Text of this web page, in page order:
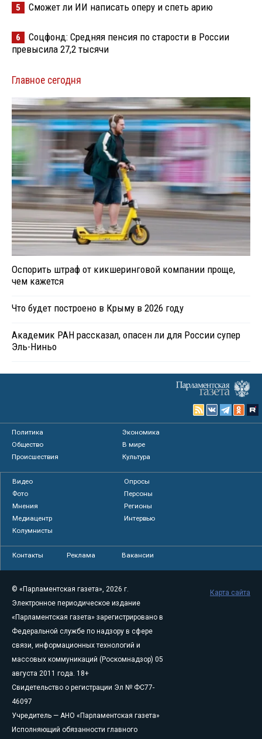
5 Сможет ли ИИ написать оперу и спеть арию
6
Соцфонд: Средняя пенсия по старости в России
превысила 27,2 тысячи
Главное сегодня
Оспорить штраф от кикшеринговой компании проще,
чем кажется
Что будет построено в Крыму в 2026 году
Академик РАН рассказал, опасен ли для России супер
Эль-Ниньо
Политика
Экономика
Общество
В мире
Происшествия
Культура
Видео
Опросы
Фото
Персоны
Мнения
Регионы
Медиацентр
Интервью
Колумнисты
Контакты Реклама Вакансии
© «Парламентская газета», 2026 г.
Электронное периодическое издание
«Парламентская газета» зарегистрировано в
Федеральной службе по надзору в сфере
связи, информационных технологий и
массовых коммуникаций (Роскомнадзор) 05
августа 2011 года. 18+
Свидетельство о регистрации Эл № ФС77-
46097
Учредитель — АНО «Парламентская газета»
Исполняющий обязанности главного
Карта сайта